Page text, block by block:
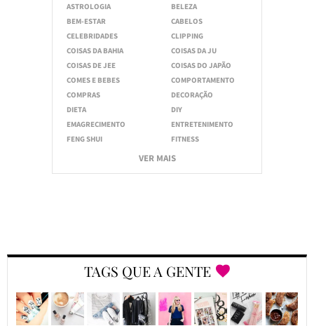
ASTROLOGIA
BELEZA
BEM-ESTAR
CABELOS
CELEBRIDADES
CLIPPING
COISAS DA BAHIA
COISAS DA JU
COISAS DE JEE
COISAS DO JAPÃO
COMES E BEBES
COMPORTAMENTO
COMPRAS
DECORAÇÃO
DIETA
DIY
EMAGRECIMENTO
ENTRETENIMENTO
FENG SHUI
FITNESS
VER MAIS
TAGS QUE A GENTE